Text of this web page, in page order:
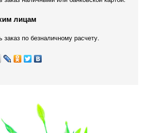
лицам
по безналичному расчету.